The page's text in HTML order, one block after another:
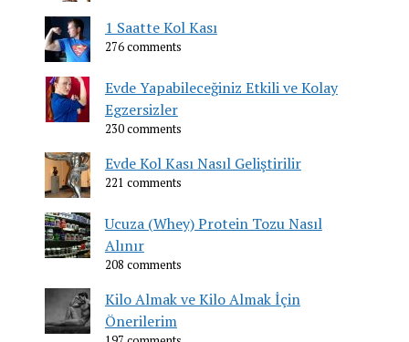
1 Saatte Kol Kası
276 comments
Evde Yapabileceğiniz Etkili ve Kolay
Egzersizler
230 comments
Evde Kol Kası Nasıl Geliştirilir
221 comments
Ucuza (Whey) Protein Tozu Nasıl
Alınır
208 comments
Kilo Almak ve Kilo Almak İçin
Önerilerim